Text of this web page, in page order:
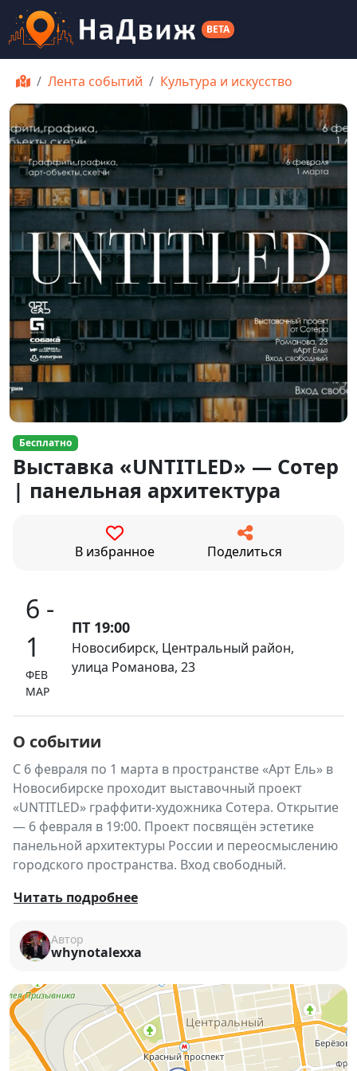
BETA
Лента событий Культура и искусство
Бесплатно
Выставка «UNTITLED» — Сотер
| панельная архитектура
В избранное Поделиться
6 -
1
ФЕВ
МАР
ПТ 19:00
Новосибирск, Центральный район,
улица Романова, 23
О событии
С 6 февраля по 1 марта в пространстве «Арт Ель» в
Новосибирске проходит выставочный проект
«UNTITLED» граффити-художника Сотера. Открытие
— 6 февраля в 19:00. Проект посвящён эстетике
панельной архитектуры России и переосмыслению
городского пространства. Вход свободный.
«UNTITLED»— выставочный проект граффити-
визуальной выразительности панельной
архитектуры России.
В повседневной жизни мы часто не замечаем
города, в которых живём: их формы, ритмы,
текстуры, повторяющиеся окна и фасады
становятся фоном. Этот проект предлагает
остановиться и посмотреть внимательнее —
Читать подробнее
Автор
whynotalexxa